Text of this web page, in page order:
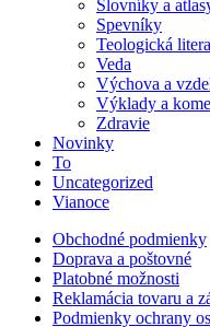
Slovníky a
Spevníky
Teologická
Veda
Výchova a
Výklady a
Zdravie
Novinky
To
Uncategorized
Vianoce
Obchodné podmienky
Doprava a poštovné
Platobné možnosti
Reklamácia tovaru a
Podmienky ochrany